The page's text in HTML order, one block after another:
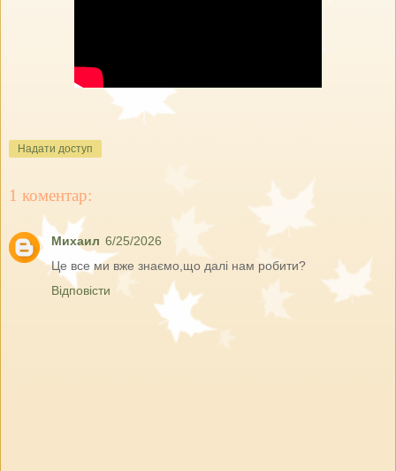
Надати доступ
1 коментар:
Михаил 6/25/2026
Це все ми вже знаємо,що далі нам робити?
Відповісти